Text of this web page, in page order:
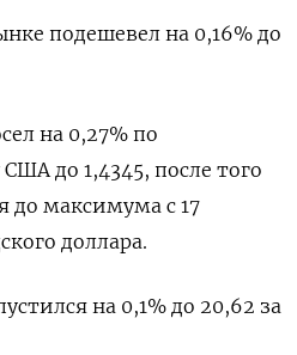
подешевел на 0,16% до
на 0,27% по
до 1,4345, после того
до максимума с 17
доллара.
на 0,1% до 20,62 за